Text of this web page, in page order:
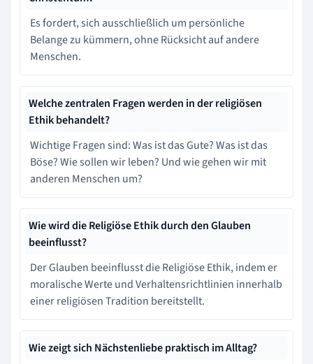
Es fordert, sich ausschließlich um persönliche
Belange zu kümmern, ohne Rücksicht auf andere
Menschen.
Welche zentralen Fragen werden in der religiösen
Ethik behandelt?
Wichtige Fragen sind: Was ist das Gute? Was ist das
Böse? Wie sollen wir leben? Und wie gehen wir mit
anderen Menschen um?
Wie wird die Religiöse Ethik durch den Glauben
beeinflusst?
Der Glauben beeinflusst die Religiöse Ethik, indem er
moralische Werte und Verhaltensrichtlinien innerhalb
einer religiösen Tradition bereitstellt.
Wie zeigt sich Nächstenliebe praktisch im Alltag?